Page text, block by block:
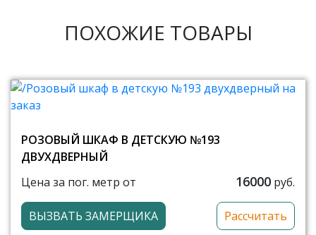
ПОХОЖИЕ ТОВАРЫ
РОЗОВЫЙ ШКАФ В ДЕТСКУЮ №193
ДВУХДВЕРНЫЙ
Цена за пог. метр от
16000 руб.
ВЫЗВАТЬ ЗАМЕРЩИКА Рассчитать